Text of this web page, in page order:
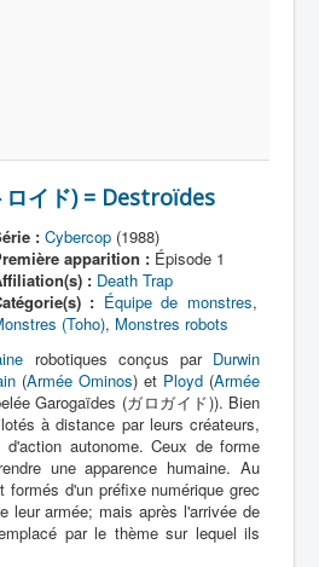
イド) = Destroïdes
: Cybercop(1988)
apparition :Épisode 1
: Death Trap
: Équipe de monstres,
(Toho), Monstres robots
robotiques conçus par Durwin
(Armée Ominos) et Ployd (Armée
Garogaïdes (ガロガイド)). Bien
à distance par leurs créateurs,
autonome. Ceux de forme
une apparence humaine. Au
formés d'un préfixe numérique grec
leur armée; mais après l'arrivée de
par le thème sur lequel ils